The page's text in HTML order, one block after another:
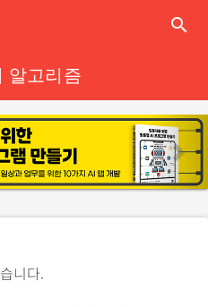
close
search
알고리즘
n
e
x
니다.